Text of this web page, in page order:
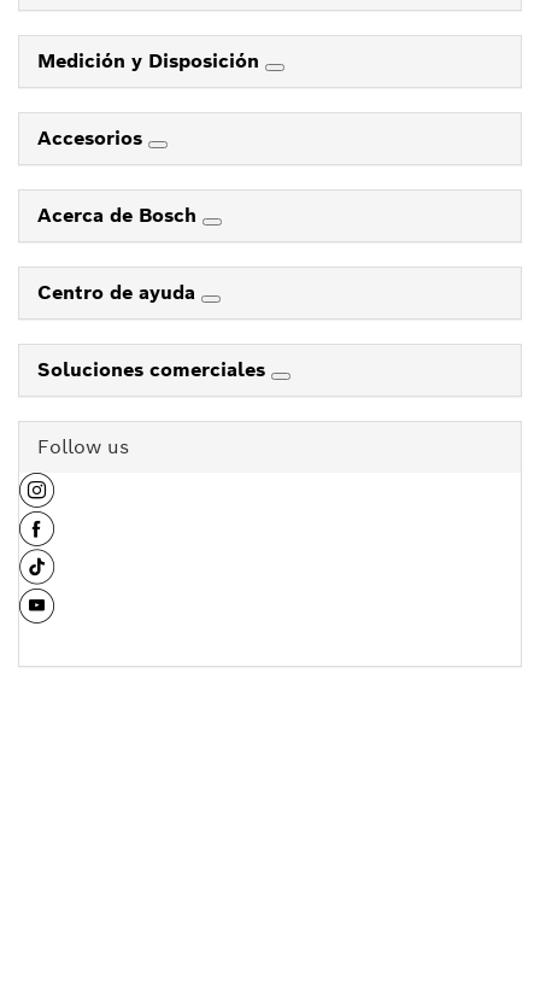
Medición y Disposición
Accesorios
Acerca de Bosch
Centro de ayuda
Soluciones comerciales
Follow us